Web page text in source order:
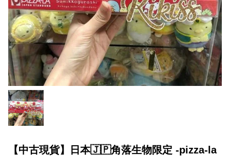
【中古現貨】日本🇯🇵角落生物限定 -pizza-la